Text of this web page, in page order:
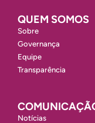
QUEM SOMOS
Sobre
Governança
Equipe
Transparência
Notícias